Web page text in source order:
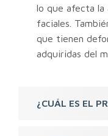
lo que afecta la
faciales.
que tienen
adquiridas del
¿CUÁL ES EL